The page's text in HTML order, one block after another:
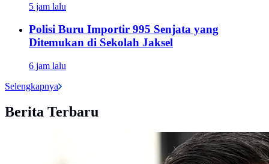
5 jam lalu
Polisi Buru Importir 995 Senjata yang
Ditemukan di Sekolah Jaksel
6 jam lalu
Selengkapnya
Berita Terbaru